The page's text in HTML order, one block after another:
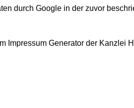
durch Google in der zuvor
Impressum Generator der Kanzlei